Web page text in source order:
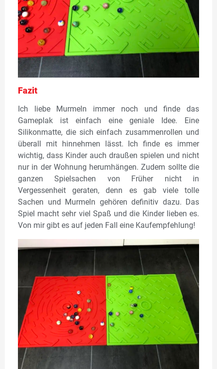
Fazit
Ich liebe Murmeln immer noch und finde das
Gameplak ist einfach eine geniale Idee. Eine
Silikonmatte, die sich einfach zusammenrollen und
überall mit hinnehmen lässt. Ich finde es immer
wichtig, dass Kinder auch draußen spielen und nicht
nur in der Wohnung herumhängen. Zudem sollte die
ganzen Spielsachen von Früher nicht in
Vergessenheit geraten, denn es gab viele tolle
Sachen und Murmeln gehören definitiv dazu. Das
Spiel macht sehr viel Spaß und die Kinder lieben es.
Von mir gibt es auf jeden Fall eine Kaufempfehlung!